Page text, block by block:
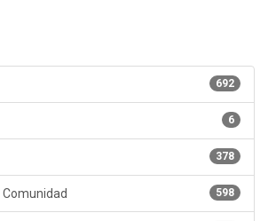
692
6
378
598
Comunidad